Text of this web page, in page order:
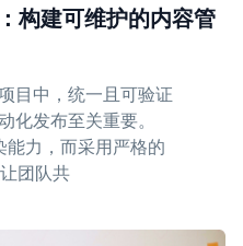
构建可维护的内容管
目中，统一且可验证
化发布至关重要。
力，而采用严格的
团队共